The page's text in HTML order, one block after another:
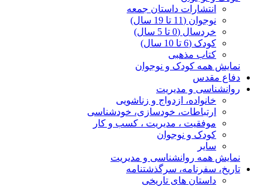
انتشارات داستان جمعه
نوجوان (11 تا 19 سال)
خردسال (0 تا 5 سال)
کودک (6 تا 10 سال)
کتاب مذهبی
نمایش همه کودک و نوجوان
دفاع مقدس
روانشناسی و مدیریت
خانواده، ازدواج و زناشویی
ارتباطات، خودسازی، خودشناسی
موفقیت ، مدیریت ، کسب و کار
کودک و نوجوان
سایر
نمایش همه روانشناسی و مدیریت
تاریخ، سفرنامه، سرگذشتنامه
داستان های تاریخی